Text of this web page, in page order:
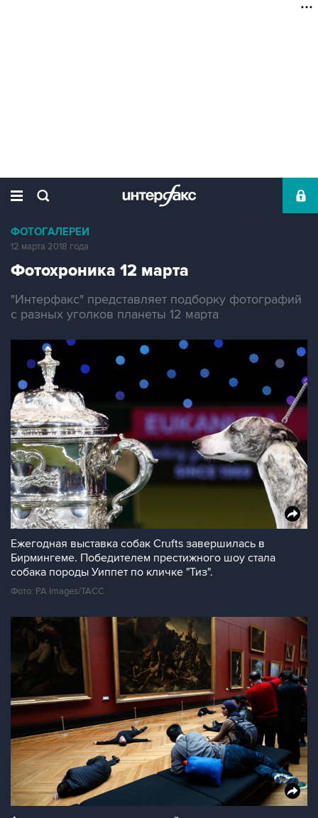
ФОТОГАЛЕРЕИ
12 марта 2018 года
Фотохроника 12 марта
"Интерфакс" представляет подборку фотографий
с разных уголков планеты 12 марта
Ежегодная выставка собак Crufts завершилась в
Бирмингеме. Победителем престижного шоу стала
собака породы Уиппет по кличке "Тиз".
Фото: PA Images/ТАСС